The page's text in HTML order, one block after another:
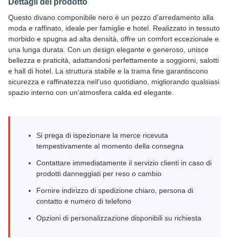
Dettagli del prodotto
Questo divano componibile nero è un pezzo d'arredamento alla
moda e raffinato, ideale per famiglie e hotel. Realizzato in tessuto
morbido e spugna ad alta densità, offre un comfort eccezionale e
una lunga durata. Con un design elegante e generoso, unisce
bellezza e praticità, adattandosi perfettamente a soggiorni, salotti
e hall di hotel. La struttura stabile e la trama fine garantiscono
sicurezza e raffinatezza nell'uso quotidiano, migliorando qualsiasi
spazio interno con un'atmosfera calda ed elegante.
Si prega di ispezionare la merce ricevuta
tempestivamente al momento della consegna
Contattare immediatamente il servizio clienti in caso di
prodotti danneggiati per reso o cambio
Fornire indirizzo di spedizione chiaro, persona di
contatto e numero di telefono
Opzioni di personalizzazione disponibili su richiesta